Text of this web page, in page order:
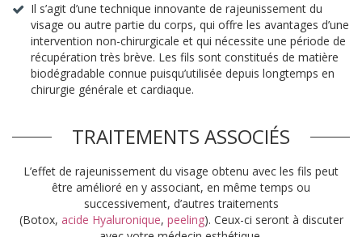
Il s’agit d’une technique innovante de rajeunissement du
visage ou autre partie du corps, qui offre les avantages d’une
intervention non-chirurgicale et qui nécessite une période de
récupération très brève. Les fils sont constitués de matière
biodégradable connue puisqu’utilisée depuis longtemps en
chirurgie générale et cardiaque.
TRAITEMENTS ASSOCIÉS
L’effet de rajeunissement du visage obtenu avec les fils peut
être amélioré en y associant, en même temps ou
successivement, d’autres traitements
(Botox, acide Hyaluronique, peeling). Ceux-ci seront à discuter